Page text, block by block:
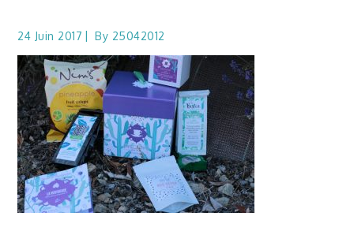
24 Juin 2017 By 25042012